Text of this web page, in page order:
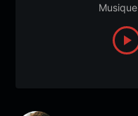
Musique